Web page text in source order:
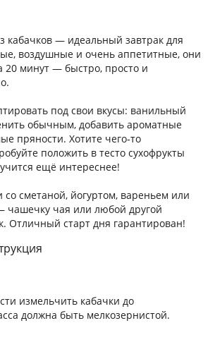
кабачков — идеальный завтрак для
воздушные и очень аппетитные, они
20 минут — быстро, просто и
под свои вкусы: ванильный
обычным, добавить ароматные
пряности. Хотите чего‑то
положить в тесто сухофрукты
ещё интереснее!
со сметаной, йогуртом, вареньем или
чашечку чая или любой другой
Отличный старт дня гарантирован!
измельчить кабачки до
должна быть мелкозернистой.